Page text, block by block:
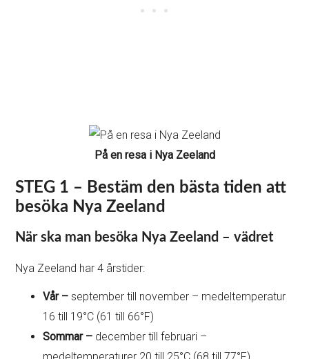
På en resa i Nya Zeeland
STEG 1 – Bestäm den bästa tiden att
besöka Nya Zeeland
När ska man besöka Nya Zeeland – vädret
Nya Zeeland har 4 årstider:
Vår –september till november – medeltemperatur
16 till 19°C (61 till 66°F)
Sommar – december till februari –